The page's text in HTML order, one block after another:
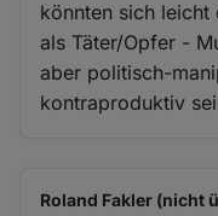
könnten sich
als Täter/Opfer -
aber politisch-
kontraproduktiv
Roland Fakler (nicht